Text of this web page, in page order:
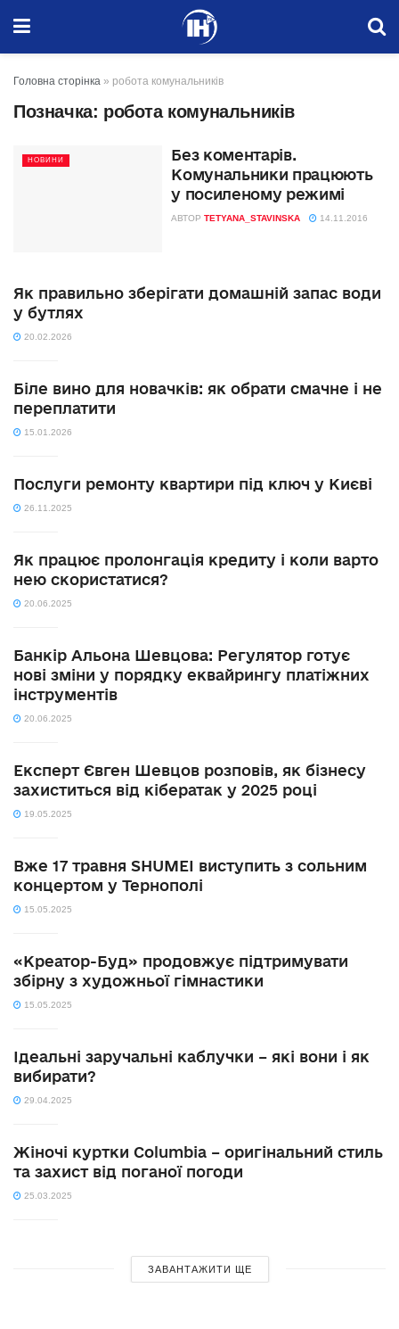
Головна сторінка » робота комунальників
Позначка: робота комунальників
НОВИНИ
Без коментарів.
Комунальники працюють
у посиленому режимі
АВТОР TETYANA_STAVINSKA 14.11.2016
Як правильно зберігати домашній запас води
у бутлях
20.02.2026
Біле вино для новачків: як обрати смачне і не
переплатити
15.01.2026
Послуги ремонту квартири під ключ у Києві
26.11.2025
Як працює пролонгація кредиту і коли варто
нею скористатися?
20.06.2025
Банкір Альона Шевцова: Регулятор готує
нові зміни у порядку еквайрингу платіжних
інструментів
20.06.2025
Експерт Євген Шевцов розповів, як бізнесу
захиститься від кібератак у 2025 році
19.05.2025
Вже 17 травня SHUMEI виступить з сольним
концертом у Тернополі
15.05.2025
«Креатор-Буд» продовжує підтримувати
збірну з художньої гімнастики
15.05.2025
Ідеальні заручальні каблучки – які вони і як
вибирати?
29.04.2025
Жіночі куртки Columbia – оригінальний стиль
та захист від поганої погоди
25.03.2025
ЗАВАНТАЖИТИ ЩЕ